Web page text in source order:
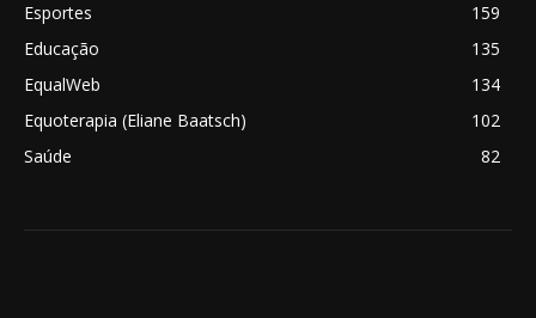
Esportes
159
Educação
135
EqualWeb
134
Equoterapia (Eliane Baatsch)
102
Saúde
82